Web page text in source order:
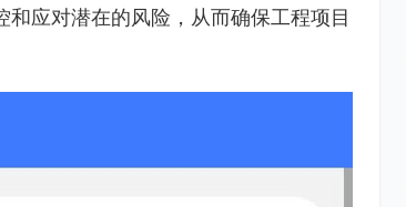
应对潜在的风险，从而确保工程项目